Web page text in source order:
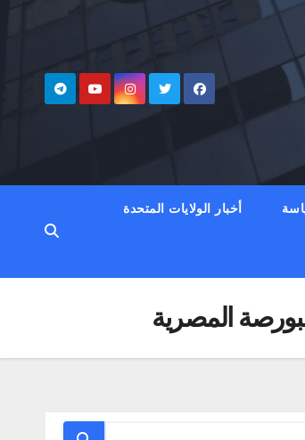
أخبار الولايات المتحدة
المصرية